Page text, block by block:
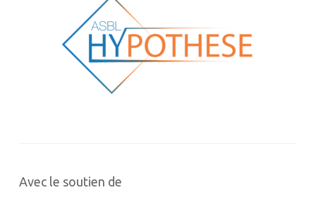
Avec le soutien de